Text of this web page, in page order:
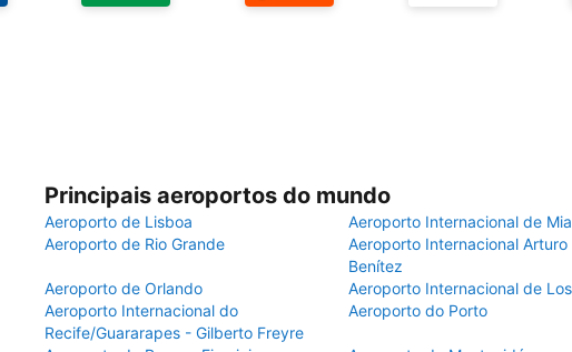
Principais aeroportos do mundo
Aeroporto de Lisboa
Aeroporto Internacional de
Aeroporto de Rio Grande
Aeroporto Internacional Arturo
Benítez
Aeroporto de Orlando
Aeroporto Internacional de
Aeroporto Internacional do
Recife/Guararapes - Gilberto Freyre
Aeroporto do Porto